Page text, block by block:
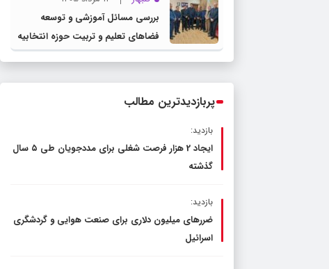
بررسی مسائل آموزشی و توسعه
فضاهای تعلیم و تربیت حوزه انتخابیه
در نشست مشترک عضو کمیسیون
پربازدیدترین مطالب
بازدید:
ایجاد 2 هزار فرصت شغلی برای مددجویان طی ۵ سال
گذشته
بازدید:
ضررهای میلیون دلاری برای صنعت هوایی و گردشگری
اسرائیل